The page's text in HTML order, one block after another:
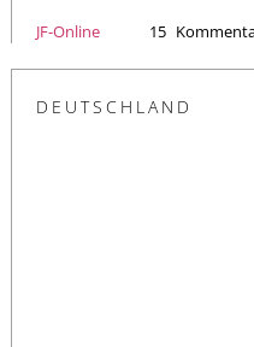
JF-Online 15
DEUTSCHLAND